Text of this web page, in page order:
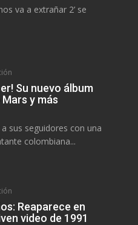
va a extrañar 2’ se
Su nuevo álbum
Mars y más
sus seguidores con una
colombiana...
Reaparece en
video de 1991